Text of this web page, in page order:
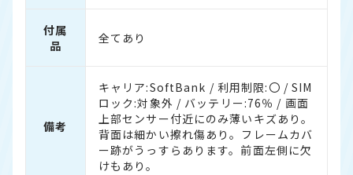
付属
品
全てあり
備考
キャリア:SoftBank / 利用制限:〇 / SIM
ロック:対象外 / バッテリー:76％ / 画面
上部センサー付近にのみ薄いキズあり。
背面は細かい擦れ傷あり。フレームカバ
ー跡がうっすらあります。前面左側に欠
けもあり。